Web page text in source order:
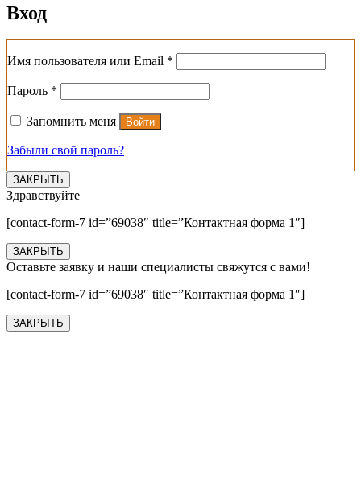
Вход
Имя пользователя или Email *
Пароль *
Запомнить меня Войти
Забыли свой пароль?
ЗАКРЫТЬ
Здравствуйте
[contact-form-7 id=”69038″ title=”Контактная форма 1″]
ЗАКРЫТЬ
Оставьте заявку и наши специалисты свяжутся с вами!
[contact-form-7 id=”69038″ title=”Контактная форма 1″]
ЗАКРЫТЬ